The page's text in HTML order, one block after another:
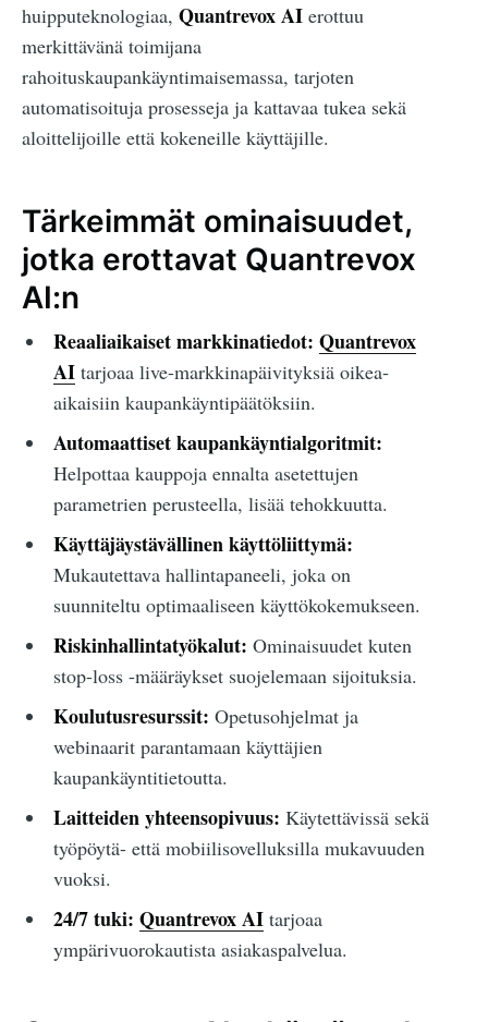
huipputeknologiaa, Quantrevox AI erottuu
merkittävänä toimijana
rahoituskaupankäyntimaisemassa, tarjoten
automatisoituja prosesseja ja kattavaa tukea sekä
aloittelijoille että kokeneille käyttäjille.
Tärkeimmät ominaisuudet,
jotka erottavat Quantrevox
AI:n
Reaaliaikaiset markkinatiedot: Quantrevox
AItarjoaa live-markkinapäivityksiä oikea-
aikaisiin kaupankäyntipäätöksiin.
Automaattiset kaupankäyntialgoritmit:
Helpottaa kauppoja ennalta asetettujen
parametrien perusteella, lisää tehokkuutta.
Käyttäjäystävällinen käyttöliittymä:
Mukautettava hallintapaneeli, joka on
suunniteltu optimaaliseen käyttökokemukseen.
Riskinhallintatyökalut: Ominaisuudet kuten
stop-loss -määräykset suojelemaan sijoituksia.
Koulutusresurssit: Opetusohjelmat ja
webinaarit parantamaan käyttäjien
kaupankäyntitietoutta.
Laitteiden yhteensopivuus: Käytettävissä sekä
työpöytä- että mobiilisovelluksilla mukavuuden
vuoksi.
24/7 tuki: Quantrevox AItarjoaa
ympärivuorokautista asiakaspalvelua.